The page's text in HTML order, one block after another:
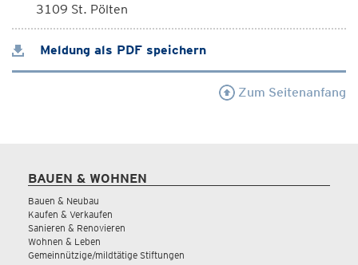
3109 St. Pölten
Meldung als PDF speichern
Zum Seitenanfang
BAUEN & WOHNEN
Bauen & Neubau
Kaufen & Verkaufen
Sanieren & Renovieren
Wohnen & Leben
Gemeinnützige/mildtätige Stiftungen